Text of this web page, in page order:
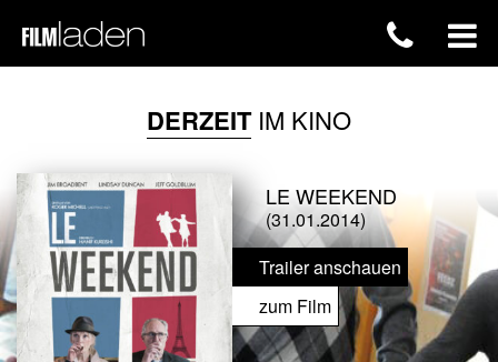
DERZEITIM KINO
LE WEEKEND
(31.01.2014)
Trailer anschauen
zum Film